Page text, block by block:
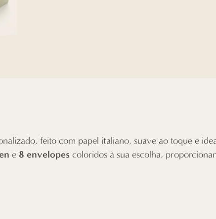
feito com papel italiano, suave ao toque e
e 8 envelopes coloridos à sua escolha,